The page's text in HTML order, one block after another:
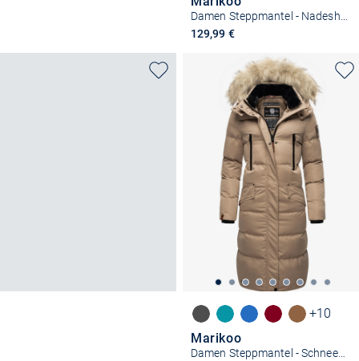
Damen Steppmantel - Nadeshikoo XVI
129,99 €
+10
Marikoo
Damen Steppmantel - Schneesternchen